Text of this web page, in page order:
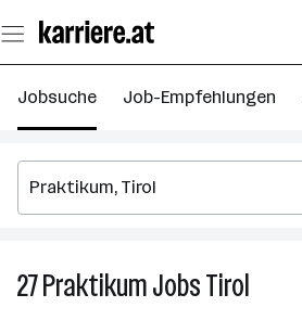
Seiteninhalt
springen
Jobsuche Job-Empfehlungen
27PraktikumJobsTirol